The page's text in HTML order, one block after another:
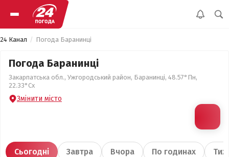
24 Канал Погода Баранинці
Погода Баранинці
Закарпатська обл., Ужгородський район, Баранинці, 48.57°Пн,
22.33°Сх
Змінити місто
Сьогодні Завтра Вчора По годинах